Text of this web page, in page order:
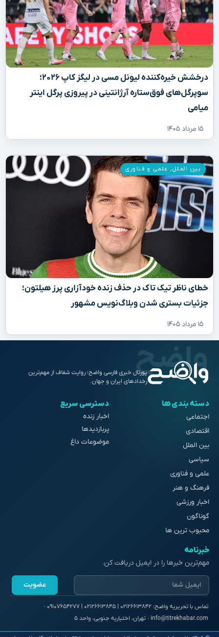
درخشش خیره‌کننده لیونل مسی در لیگز کاپ ۲۰۲۶؛
سوپرگل‌های فوق‌ستاره آرژانتینی در پیروزی پرگل اینتر
میامی
۱۵ مرداد ۱۴۰۵
خطای ناظر تیک تاک در حذف زنده خودآزاری پرز هیلتون؛
جزئیات بستری شدن وبلاگ‌نویس مشهور
۱۵ مرداد ۱۴۰۵
بین الملل, علمی و فناوری
پورتال خبری فارسی واضح؛ روایت شفاف از مهم‌ترین
رخدادهای ایران و جهان.
دسته بندی ها
اجتماعی
اقتصادی
بین الملل
سیاسی
علمی و فناوری
فرهنگ و هنر
اخبار ورزشی
گوناگون
محبوب ترین ها
دسترسی سریع
اخبار زنده
پربازدیدها
موضوعات داغ
خبرنامه
مهم‌ترین خبرها را در ایمیل دریافت کن.
عضویت